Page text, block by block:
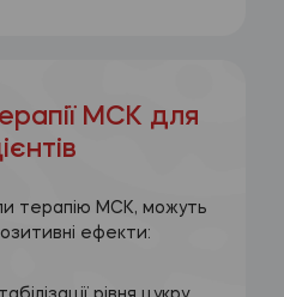
МСК для
терапію МСК, можуть
ефекти: